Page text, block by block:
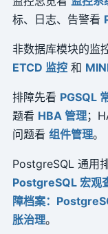
标、日志、告警看
非数据库模块的监
ETCD 监控和
排障先看 PGSQL
题看 HBA 管理；
问题看 组件管理。
PostgreSQL 通用
PostgreSQL 宏观
障档案：
胀治理。